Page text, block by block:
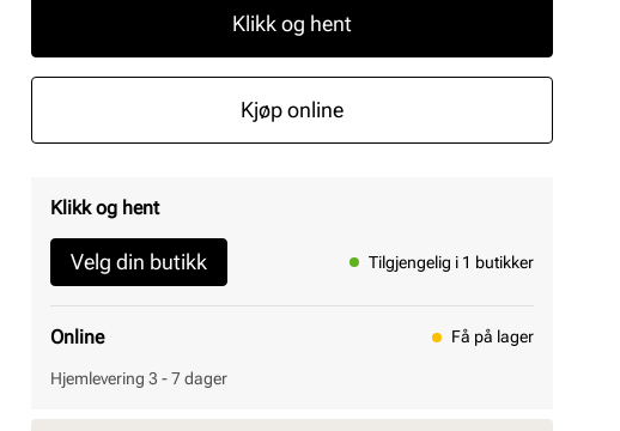
Klikk og hent
Kjøp online
Klikk og hent
Velg din butikk Tilgjengelig i 1 butikker
Online Få på lager
Hjemlevering 3 - 7 dager